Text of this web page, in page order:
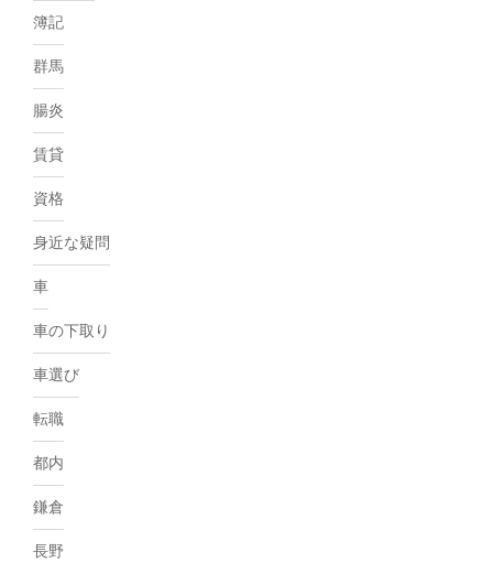
簿記
群馬
腸炎
賃貸
資格
身近な疑問
車
車の下取り
車選び
転職
都内
鎌倉
長野